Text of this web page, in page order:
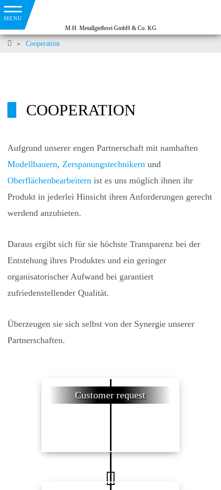
Cooperation
COOPERATION
Aufgrund unserer engen Partnerschaft mit namhaften
Modellbauern, Zerspanungstechnikern und
Oberflächenbearbeitern ist es uns möglich ihnen ihr
Produkt in jederlei Hinsicht ihren Anforderungen gerecht
werdend anzubieten.
Daraus ergibt sich für sie höchste Transparenz bei der
Entstehung ihres Produktes und ein geringer
organisatorischer Aufwand bei garantiert
zufriedenstellender Qualität.
Überzeugen sie sich selbst von der Synergie unserer
Partnerschaften.
Customer request